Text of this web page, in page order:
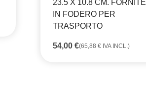
23.5 X 10.8 CM. FORNITE
IN FODERO PER
TRASPORTO
54,00 €(65,88 € IVA INCL.)